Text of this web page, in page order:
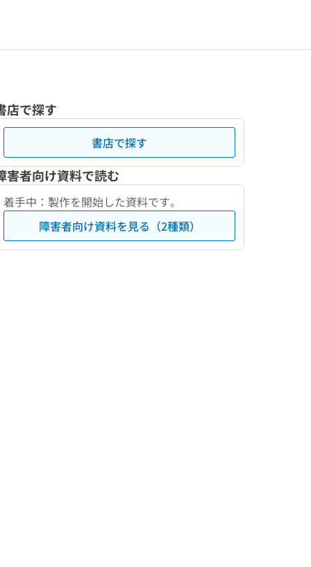
店で探す
書店で探す
害者向け資料で読む
着手中：製作を開始した資料です。
障害者向け資料を見る（2種類）